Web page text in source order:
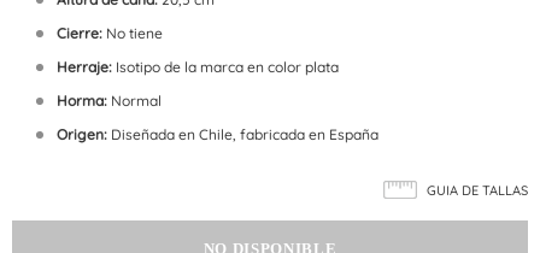
Cierre: No tiene
Herraje: Isotipo de la marca en color plata
Horma: Normal
Origen: Diseñada en Chile, fabricada en España
GUIA DE TALLAS